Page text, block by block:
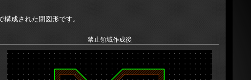
成された閉図形です。
禁止領域作成後